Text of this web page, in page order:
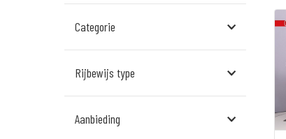
Hillegom
Leek
Leeuwarden
Categorie
Rijbewijs type
Aanbieding